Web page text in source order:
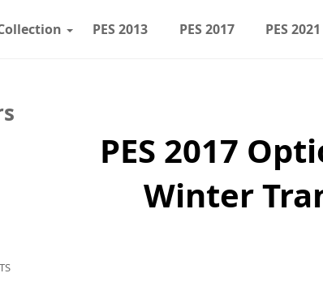
PES 2021
PES 2017
PES 2013
PES 2017
Winter